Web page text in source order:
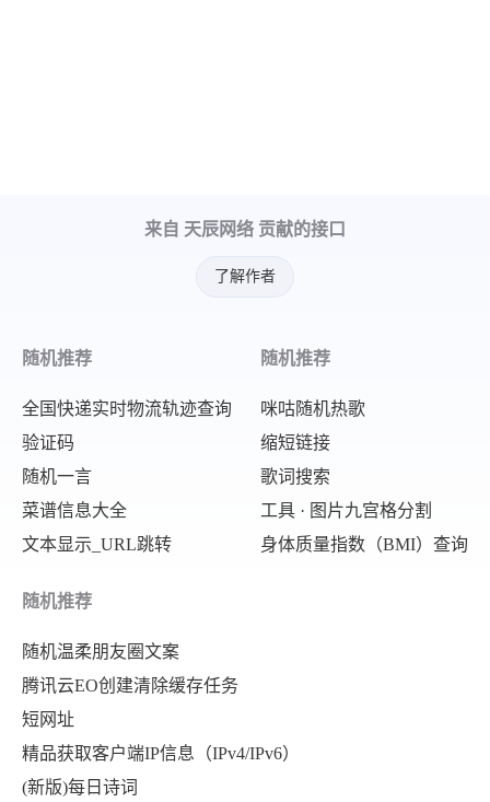
来自 天辰网络 贡献的接口
了解作者
随机推荐
全国快递实时物流轨迹查询
验证码
随机一言
菜谱信息大全
文本显示_URL跳转
随机推荐
咪咕随机热歌
缩短链接
歌词搜索
工具 · 图片九宫格分割
身体质量指数（BMI）查询
随机推荐
随机温柔朋友圈文案
腾讯云EO创建清除缓存任务
短网址
精品获取客户端IP信息（IPv4/IPv6）
(新版)每日诗词